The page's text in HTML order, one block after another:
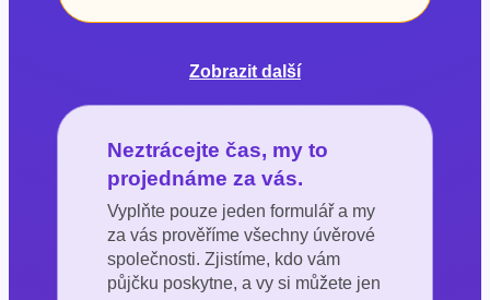
Zobrazit další
Neztrácejte čas, my to
projednáme za vás.
Vyplňte pouze jeden formulář a my
za vás prověříme všechny úvěrové
společnosti. Zjistíme, kdo vám
půjčku poskytne, a vy si můžete jen